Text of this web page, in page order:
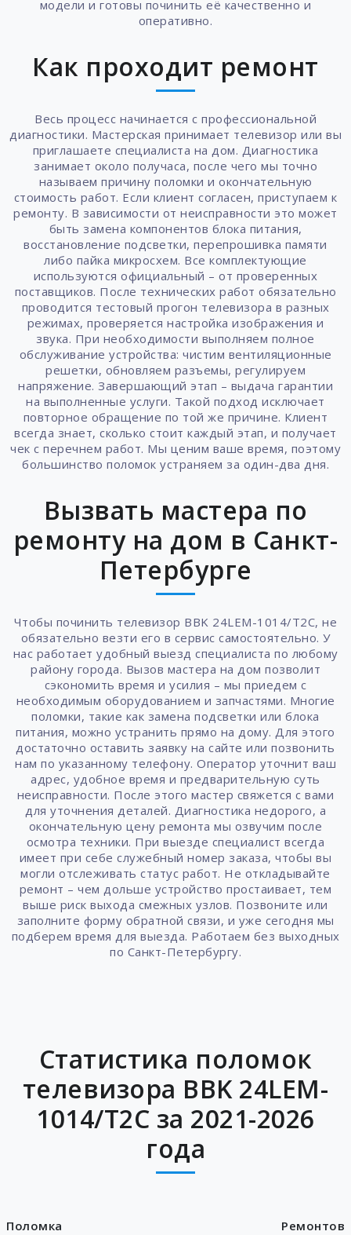
модели и готовы починить её качественно и
оперативно.
Как проходит ремонт
Весь процесс начинается с профессиональной
диагностики. Мастерская принимает телевизор или вы
приглашаете специалиста на дом. Диагностика
занимает около получаса, после чего мы точно
называем причину поломки и окончательную
стоимость работ. Если клиент согласен, приступаем к
ремонту. В зависимости от неисправности это может
быть замена компонентов блока питания,
восстановление подсветки, перепрошивка памяти
либо пайка микросхем. Все комплектующие
используются официальный – от проверенных
поставщиков. После технических работ обязательно
проводится тестовый прогон телевизора в разных
режимах, проверяется настройка изображения и
звука. При необходимости выполняем полное
обслуживание устройства: чистим вентиляционные
решетки, обновляем разъемы, регулируем
напряжение. Завершающий этап – выдача гарантии
на выполненные услуги. Такой подход исключает
повторное обращение по той же причине. Клиент
всегда знает, сколько стоит каждый этап, и получает
чек с перечнем работ. Мы ценим ваше время, поэтому
большинство поломок устраняем за один-два дня.
Вызвать мастера по
ремонту на дом в Санкт-
Петербурге
Чтобы починить телевизор BBK 24LEM-1014/T2C, не
обязательно везти его в сервис самостоятельно. У
нас работает удобный выезд специалиста по любому
району города. Вызов мастера на дом позволит
сэкономить время и усилия – мы приедем с
необходимым оборудованием и запчастями. Многие
поломки, такие как замена подсветки или блока
питания, можно устранить прямо на дому. Для этого
достаточно оставить заявку на сайте или позвонить
нам по указанному телефону. Оператор уточнит ваш
адрес, удобное время и предварительную суть
неисправности. После этого мастер свяжется с вами
для уточнения деталей. Диагностика недорого, а
окончательную цену ремонта мы озвучим после
осмотра техники. При выезде специалист всегда
имеет при себе служебный номер заказа, чтобы вы
могли отслеживать статус работ. Не откладывайте
ремонт – чем дольше устройство простаивает, тем
выше риск выхода смежных узлов. Позвоните или
заполните форму обратной связи, и уже сегодня мы
подберем время для выезда. Работаем без выходных
по Санкт-Петербургу.
Статистика поломок
телевизора BBK 24LEM-
1014/T2C за 2021-2026
года
Поломка
Ремонтов